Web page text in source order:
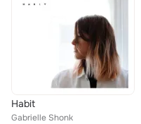
Habit
Gabrielle Shonk